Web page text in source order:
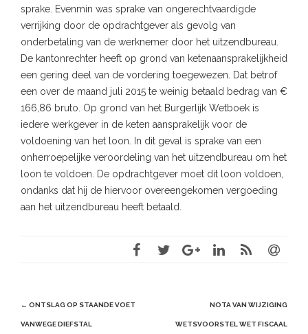
sprake. Evenmin was sprake van ongerechtvaardigde
verrijking door de opdrachtgever als gevolg van
onderbetaling van de werknemer door het uitzendbureau.
De kantonrechter heeft op grond van ketenaansprakelijkheid
een gering deel van de vordering toegewezen. Dat betrof
een over de maand juli 2015 te weinig betaald bedrag van €
166,86 bruto. Op grond van het Burgerlijk Wetboek is
iedere werkgever in de keten aansprakelijk voor de
voldoening van het loon. In dit geval is sprake van een
onherroepelijke veroordeling van het uitzendbureau om het
loon te voldoen. De opdrachtgever moet dit loon voldoen,
ondanks dat hij de hiervoor overeengekomen vergoeding
aan het uitzendbureau heeft betaald.
Post
navigation
← ONTSLAG OP STAANDE VOET
VANWEGE DIEFSTAL
NOTA VAN WIJZIGING
WETSVOORSTEL WET FISCAAL